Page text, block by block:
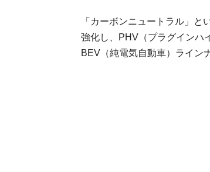
「カーボンニュートラル」
強化し、PHV（プラグインハ
BEV（純電気自動車）ライン